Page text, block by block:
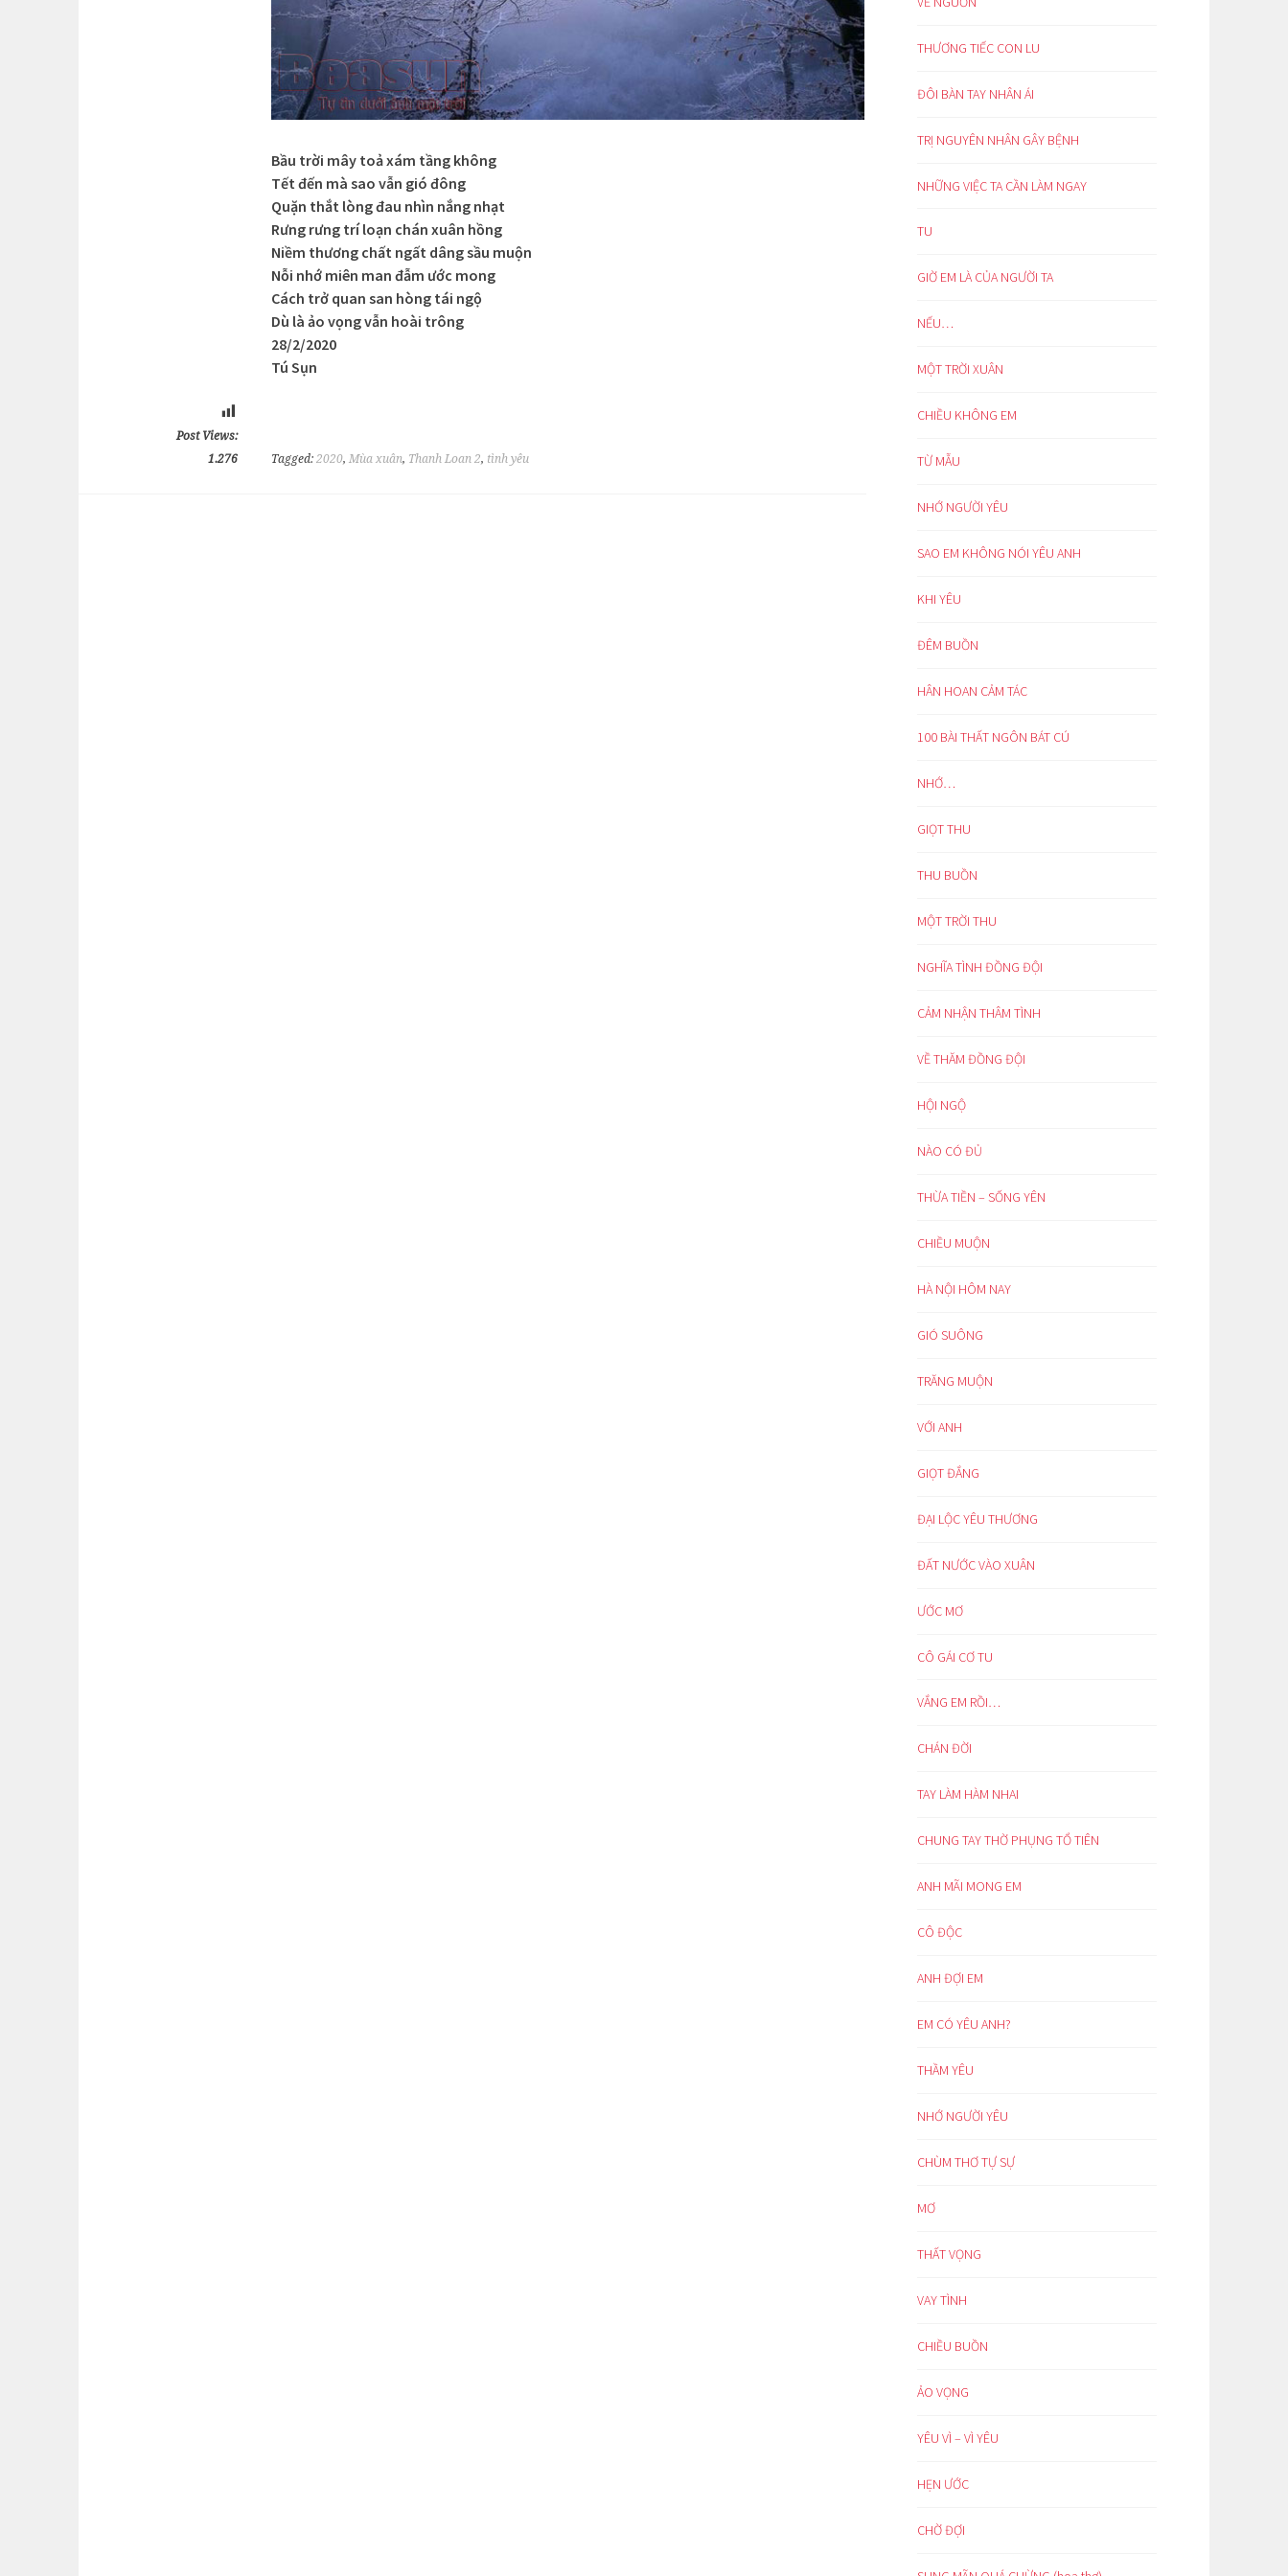
Bầu trời mây toả xám tầng không
Tết đến mà sao vẫn gió đông
Quặn thắt lòng đau nhìn nắng nhạt
Rưng rưng trí loạn chán xuân hồng
Niềm thương chất ngất dâng sầu muộn
Nỗi nhớ miên man đẫm ước mong
Cách trở quan san hòng tái ngộ
Dù là ảo vọng vẫn hoài trông
28/2/2020
Tú Sụn
Post Views:
1.276
Tagged: 2020, Mùa xuân, Thanh Loan 2, tình yêu
THƯƠNG TIẾC CON LU
ĐÔI BÀN TAY NHÂN ÁI
TRỊ NGUYÊN NHÂN GÂY BỆNH
NHỮNG VIỆC TA CẦN LÀM NGAY
TU
GIỜ EM LÀ CỦA NGƯỜI TA
NẾU…
MỘT TRỜI XUÂN
CHIỀU KHÔNG EM
TỪ MẪU
NHỚ NGƯỜI YÊU
SAO EM KHÔNG NÓI YÊU ANH
KHI YÊU
ĐÊM BUỒN
HÂN HOAN CẢM TÁC
100 BÀI THẤT NGÔN BÁT CÚ
NHỚ…
GIỌT THU
THU BUỒN
MỘT TRỜI THU
NGHĨA TÌNH ĐỒNG ĐỘI
CẢM NHẬN THÂM TÌNH
VỀ THĂM ĐỒNG ĐỘI
HỘI NGỘ
NÀO CÓ ĐỦ
THỪA TIỀN – SỐNG YÊN
CHIỀU MUỘN
HÀ NỘI HÔM NAY
GIÓ SUÔNG
TRĂNG MUỘN
VỚI ANH
GIỌT ĐẮNG
ĐẠI LỘC YÊU THƯƠNG
ĐẤT NƯỚC VÀO XUÂN
ƯỚC MƠ
CÔ GÁI CƠ TU
VẮNG EM RỒI…
CHÁN ĐỜI
TAY LÀM HÀM NHAI
CHUNG TAY THỜ PHỤNG TỔ TIÊN
ANH MÃI MONG EM
CÔ ĐỘC
ANH ĐỢI EM
EM CÓ YÊU ANH?
THẦM YÊU
NHỚ NGƯỜI YÊU
CHÙM THƠ TỰ SỰ
MƠ
THẤT VỌNG
VAY TÌNH
CHIỀU BUỒN
ẢO VỌNG
YÊU VÌ – VÌ YÊU
HẸN ƯỚC
CHỜ ĐỢI